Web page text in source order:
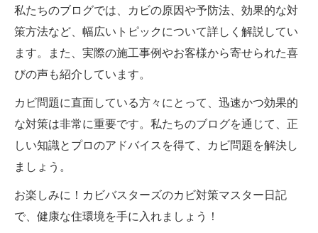
私たちのブログでは、カビの原因や予防法、効果的な対
策方法など、幅広いトピックについて詳しく解説してい
ます。また、実際の施工事例やお客様から寄せられた喜
びの声も紹介しています。
カビ問題に直面している方々にとって、迅速かつ効果的
な対策は非常に重要です。私たちのブログを通じて、正
しい知識とプロのアドバイスを得て、カビ問題を解決し
ましょう。
お楽しみに！カビバスターズのカビ対策マスター日記
で、健康な住環境を手に入れましょう！